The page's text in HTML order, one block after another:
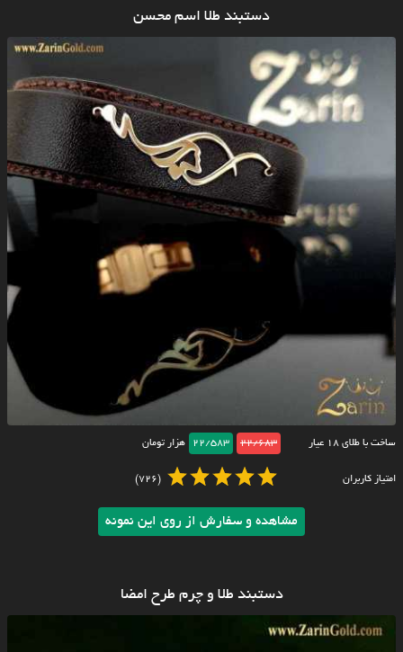
دستبند طلا اسم محسن
ساخت با طلای ۱۸ عیار 22/683
22/583 هزار تومان
امتیاز کاربران (726)
مشاهده و سفارش از روی این نمونه
دستبند طلا و چرم طرح امضا